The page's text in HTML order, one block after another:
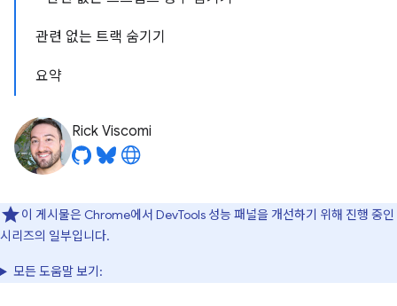
관련 없는 트랙 숨기기
요약
Rick Viscomi
이 게시물은 Chrome에서 DevTools 성능 패널을 개선하기 위해 진행 중인
시리즈의 일부입니다.
모든 도움말 보기: